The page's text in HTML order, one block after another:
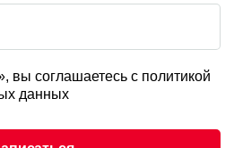
вы соглашаетесь с политикой
данных